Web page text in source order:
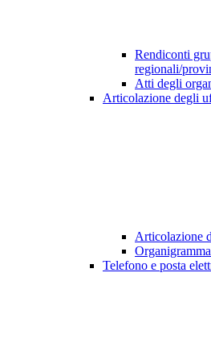
Rendiconti
regionali/
Atti degli
Articolazione degli
Articolazione
Organigramma
Telefono e posta